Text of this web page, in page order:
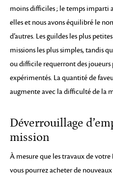
moins difficiles ; le temps imparti
elles et nous avons équilibré le
d’autres. Les guildes les plus
missions les plus simples, tandis
ou difficile requerront des
expérimentés. La quantité de
augmente avec la difficulté de la
Déverrouillage
mission
À mesure que les travaux de
vous pourrez acheter de